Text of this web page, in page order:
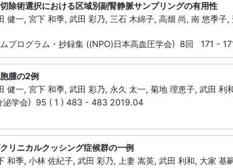
除術選択における区域別副腎静脈サンプリングの有用性
健一, 宮下 和季, 武田 彩乃, 三石 木綿子, 高畑 尚, 南 悠季
プログラム・抄録集 ((NPO)日本高血圧学会) 8回 171 -
腫の2例
健一, 宮下 和季, 武田 彩乃, 永久 太一, 菊地 理恵子, 武田 利
泌学会) 95 ( 1 ) 483 - 483 2019.04
リニカルクッシング症候群の一例
和季, 小林 佐紀子, 武田 彩乃, 上妻 嵩英, 武田 利和, 大家 基